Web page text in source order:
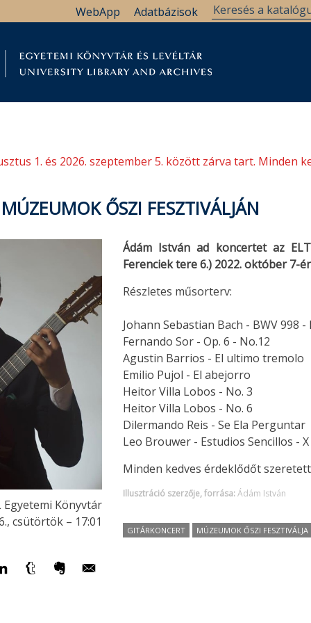
Adatbázisok
WebApp
1. és 2026. szeptember 5. között zárva tart. Minden
ŐSZI FESZTIVÁLJÁN
Egyetemi Könyvtár
csütörtök – 17:01
Ádám István ad koncertet az
Ferenciek tere 6.) 2022. október 7-
Részletes műsorterv:
Johann Sebastian Bach - BWV 998 -
Fernando Sor - Op. 6 - No.12
Agustin Barrios - El ultimo tremolo
Emilio Pujol - El abejorro
Heitor Villa Lobos - No. 3
Heitor Villa Lobos - No. 6
Dilermando Reis - Se Ela Perguntar
Leo Brouwer - Estudios Sencillos - X
Minden kedves érdeklődőt
Illusztráció szerzője, forrása:Ádám István
GITÁRKONCERT MÚZEUMOK ŐSZI FESZTIVÁLJA